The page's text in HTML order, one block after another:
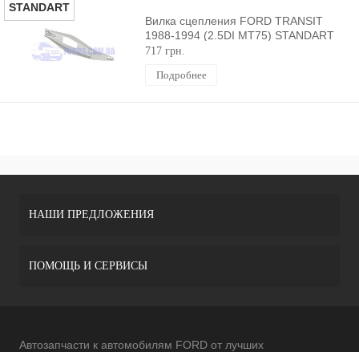
STANDART
Вилка сцепления FORD TRANSIT
1988-1994 (2.5DI MT75) STANDART
717 грн.
Подробнее
НАШИ ПРЕДЛОЖЕНИЯ
ПОМОЩЬ И СЕРВИСЫ
Автозапчасти к автомобилям FORD от лучших